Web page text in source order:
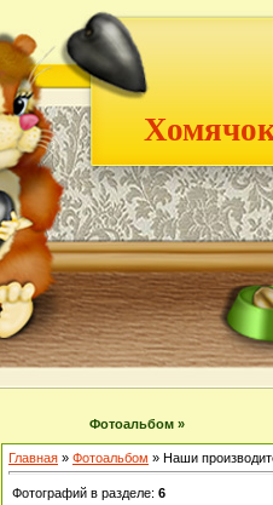
Фотоальбом »
Главная » Фотоальбом » Наши
Фотографий в разделе: 6